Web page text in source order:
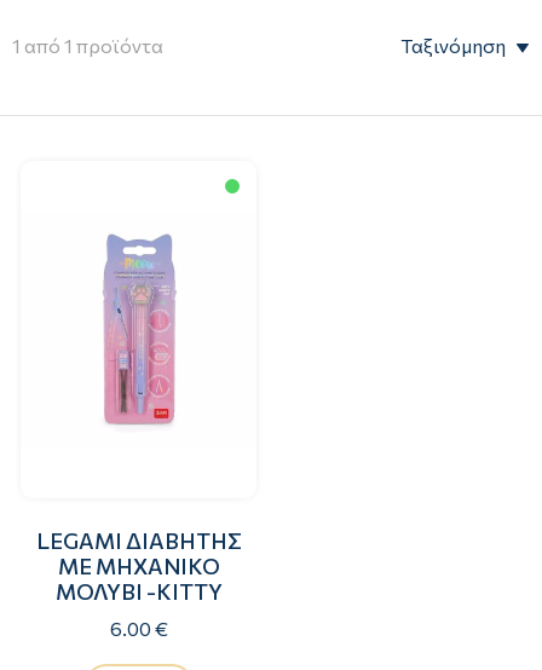
1 από 1 προϊόντα Ταξινόμηση
LEGAMI ΔΙΑΒΗΤΗΣ
ΜΕ ΜΗΧΑΝΙΚΟ
ΜΟΛΥΒΙ -KITTY
6.00 €